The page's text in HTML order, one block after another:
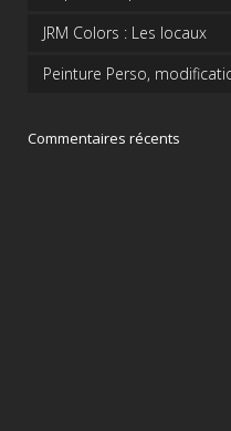
JRM Colors : Les locaux
Peinture Perso,
Commentaires récents